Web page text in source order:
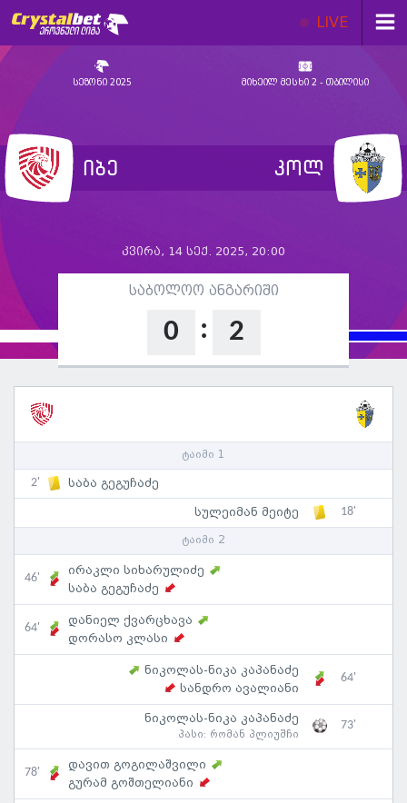
LIVE
სეზონი 2025 მიხეილ მესხი 2 - თბილისი
იბე კოლ
კვირა, 14 სექ. 2025, 20:00
საბოლოო ანგარიში
0 : 2
ტაიმი 1
2' საბა გეგუჩაძე
სულეიმან მეიტე 18'
ტაიმი 2
46'
ირაკლი სიხარულიძე
საბა გეგუჩაძე
64'
დანიელ ქვარცხავა
დორასო კლასი
ნიკოლას-ნიკა კაპანაძე
სანდრო ავალიანი
64'
ნიკოლას-ნიკა კაპანაძე
პასი: რომან პლიუშჩი
73'
78'
დავით გოგილაშვილი
გურამ გოშთელიანი